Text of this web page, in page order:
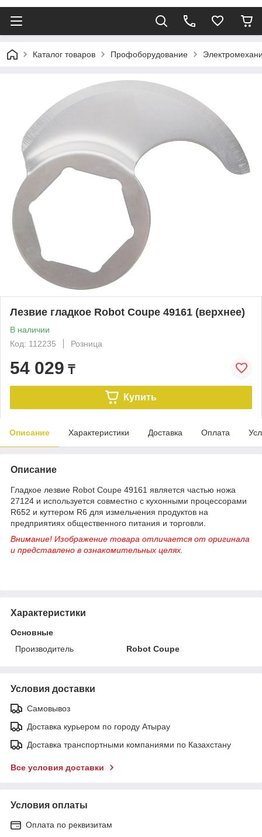
Каталог товаров Профоборудование
Лезвие гладкое Robot Coupe 49161 (верхнее)
В наличии
Код: 112235
Розница
54 029 ₸
Купить
Описание Характеристики Доставка Оплата
Описание
Гладкое лезвие Robot Coupe 49161 является частью ножа
27124 и используется совместно с кухонными процессорами
R652 и куттером R6 для измельчения продуктов на
предприятиях общественного питания и торговли.
Внимание! Изображение товара отличается от оригинала
и представлено в ознакомительных целях.
Характеристики
Основные
Производитель
Robot Coupe
Условия доставки
Самовывоз
Доставка курьером по городу Атырау
Доставка транспортными компаниями по Казахстану
Все условия доставки
Условия оплаты
Оплата по реквизитам